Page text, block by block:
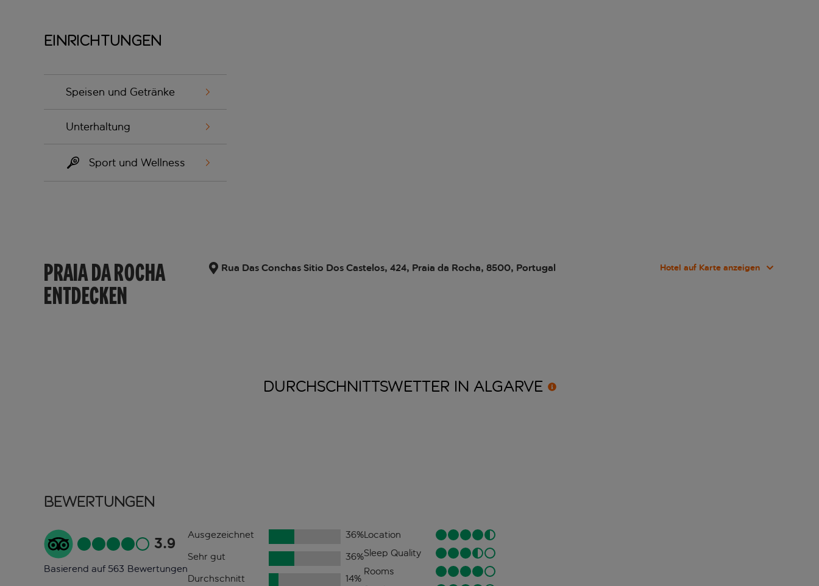
Einrichtungen
Speisen und Getränke
Unterhaltung
Sport und Wellness
PRAIA DA ROCHA
ENTDECKEN
Rua Das Conchas Sitio Dos Castelos, 424, Praia da Rocha, 8500, Portugal Hotel auf Karte anzeigen
DURCHSCHNITTSWETTER IN ALGARVE
Bewertungen
3.9
Basierend auf 563 Bewertungen
Ausgezeichnet 36%
Sehr gut
36%
Durchschnitt
14%
Location
Sleep Quality
Rooms